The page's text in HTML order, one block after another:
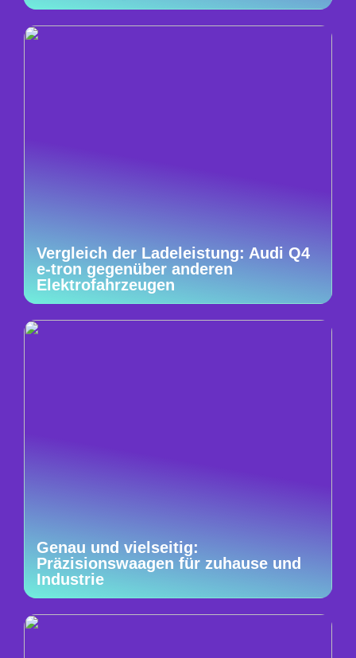
Vergleich der Ladeleistung: Audi Q4
e-tron gegenüber anderen
Elektrofahrzeugen
Genau und vielseitig:
Präzisionswaagen für zuhause und
Industrie